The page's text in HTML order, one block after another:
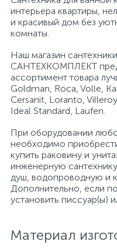
интерьера квартиры,
и красивый дом без
комнаты.
Наш магазин сантехники
САНТЕХКОМПЛЕКТ
ассортимент товара
Goldman, Roca, Volle,
Cersanit, Loranto,
Ideal Standard, Laufen.
При оборудовании
необходимо
купить раковину и
инженерную
душ, водопроводную и
Дополнительно, если
установить писсуар(ы)
Материал